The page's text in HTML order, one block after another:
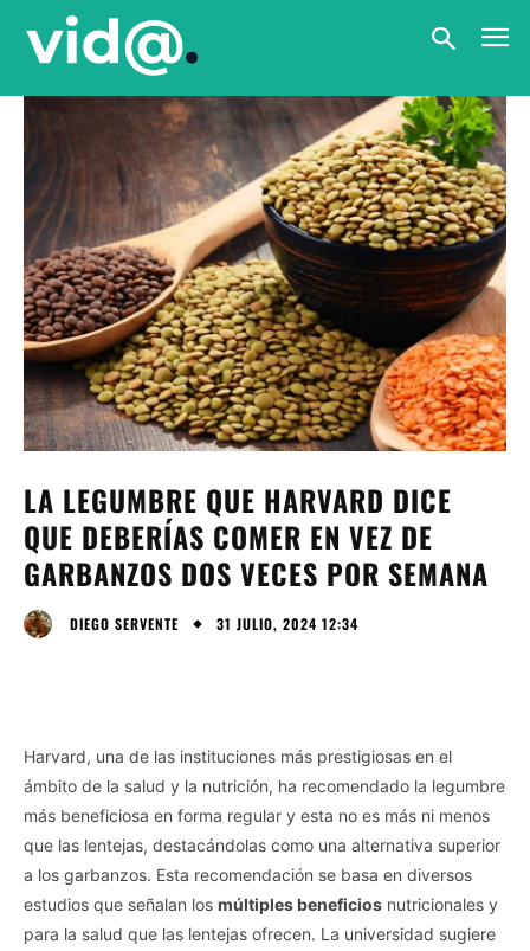
LA LEGUMBRE QUE HARVARD DICE
QUE DEBERÍAS COMER EN VEZ DE
GARBANZOS DOS VECES POR SEMANA
DIEGO SERVENTE 31 JULIO, 2024 12:34
Harvard, una de las instituciones más prestigiosas en el
ámbito de la salud y la nutrición, ha recomendado la legumbre
más beneficiosa en forma regular y esta no es más ni menos
que las lentejas, destacándolas como una alternativa superior
a los garbanzos. Esta recomendación se basa en diversos
estudios que señalan los múltiples beneficios nutricionales y
para la salud que las lentejas ofrecen. La universidad sugiere